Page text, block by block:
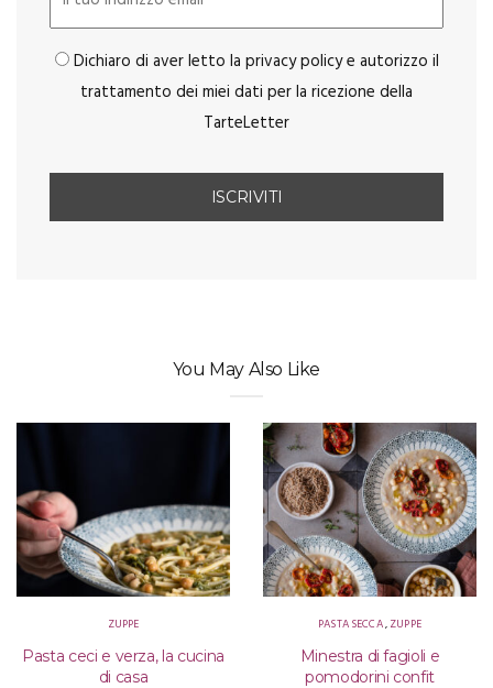
Dichiaro di aver letto la privacy policy e autorizzo il
trattamento dei miei dati per la ricezione della
TarteLetter
You May Also Like
ZUPPE
Pasta ceci e verza, la cucina
di casa
PASTA SECCA,ZUPPE
Minestra di fagioli e
pomodorini confit